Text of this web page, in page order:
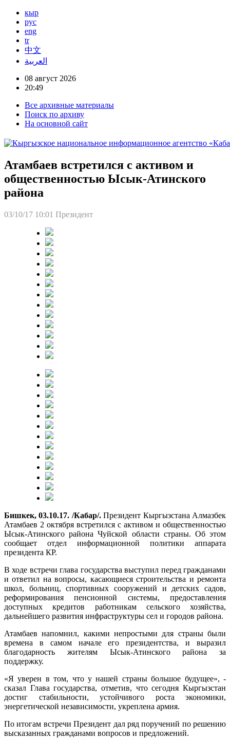
кыр
рус
eng
tr
中文
العربية
08 август 2026
20:49
Все архивные материалы
Поиск по архиву
На основной сайт
Атамбаев встретился с активом и
общественностью Ысык-Атинского
района
03/10/17 10:01 Президент
Бишкек, 03.10.17. /Кабар/.Президент Кыргызстана Алмазбек
Атамбаев 2 октября встретился с активом и общественностью
Ысык-Атинского района Чуйской области страны. Об этом
сообщает отдел информационной политики аппарата
президента КР.
В ходе встречи глава государства выступил перед гражданами
и ответил на вопросы, касающиеся строительства и ремонта
школ, больниц, спортивных сооружений и детских садов,
реформирования пенсионной системы, предоставления
доступных кредитов работникам сельского хозяйства,
дальнейшего развития инфраструктуры сел и городов района.
Атамбаев напомнил, какими непростыми для страны были
времена в самом начале его президентства, и выразил
благодарность жителям Ысык-Атинского района за
поддержку.
«Я уверен в том, что у нашей страны большое будущее», -
сказал Глава государства, отметив, что сегодня Кыргызстан
достиг стабильности, устойчивого роста экономики,
энергетической независимости, укреплена армия.
По итогам встречи Президент дал ряд поручений по решению
высказанных гражданами вопросов и предложений.